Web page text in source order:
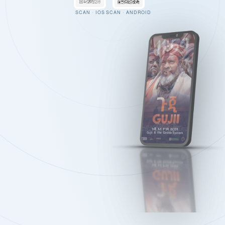
SCAN · IOS SCAN · ANDROID